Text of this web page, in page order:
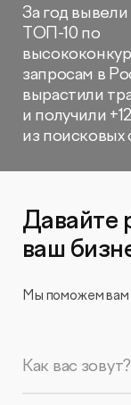
За год вывели
ТОП-10 по
запросам в
вырастили
и получили
из поисковых
Давайте
ваш
Мы поможем вам
Как вас зовут?